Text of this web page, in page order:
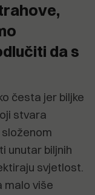
da s
česta jer biljke
stvara
unutar biljnih
svjetlost.
malo više